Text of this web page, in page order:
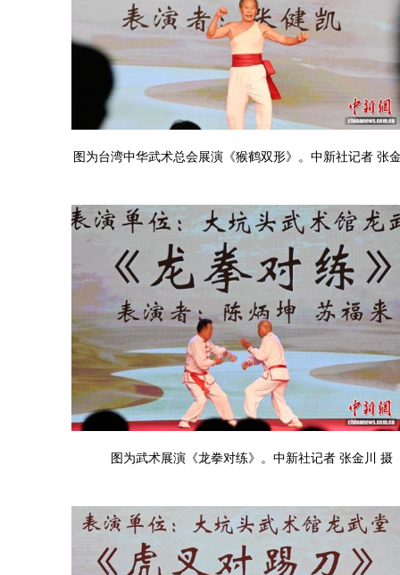
图为台湾中华武术总会展演《猴鹤双形》。中新社记者 张
图为武术展演《龙拳对练》。中新社记者 张金川 摄